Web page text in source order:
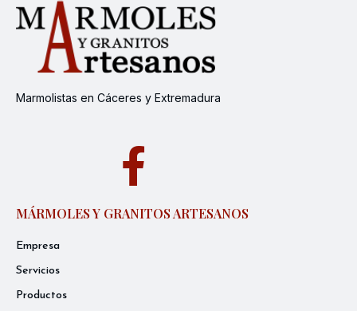
Marmolistas en Cáceres y Extremadura
MÁRMOLES Y GRANITOS ARTESANOS
Empresa
Servicios
Productos